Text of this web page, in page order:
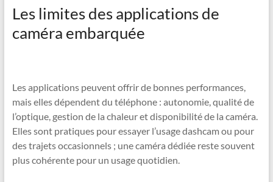
Les limites des applications de
caméra embarquée
Les applications peuvent offrir de bonnes performances,
mais elles dépendent du téléphone : autonomie, qualité de
l’optique, gestion de la chaleur et disponibilité de la caméra.
Elles sont pratiques pour essayer l’usage dashcam ou pour
des trajets occasionnels ; une caméra dédiée reste souvent
plus cohérente pour un usage quotidien.